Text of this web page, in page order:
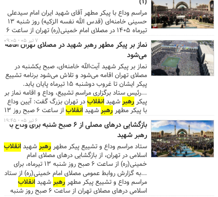
شبستان مصلای امام خمینی(ره) تهران برگزار خواهد شد.
...
فعالیت خبرنگاران و عکاسان داخلی و خارجی و نظم
حاکم بر مراسم، تصویری از روزی را رقم زد که مصلی
تهران به کانون حضور و سوگواری جمعیت تبدیل شده
بود.
مراسم وداع با پیکر مطهر آقای شهید ایران امام سیدعلی
حسینی خامنه‌ای (قدس الله نفسه الزکیه) روز شنبه 13
تیرماه 1405 در مصلای امام خمینی(ره) تهران از ساعت 6
صبح آغاز شده و تا ساعت 20 روی یکشنبه 14 تیرماه
ادامه خواهد داشت. هزاران نفر از مردم داغدیده ایران در
این مراسم شرکت کردند و بمنظور جلوگیری از ازدحام
بیش از حد مردم، سیل جمعیت از درب‌های شمالی و
شرقی مصلی وارد و پس از وداع کوتاه با پیکر مطهر آقای
شهید ایران، از درب‌های جنوبی و غربی مصلی خارج
می‌شوند.
نماز بر پیکر مطهر رهبر شهید در مصلای تهران اقامه
می‌شود
نماز بر پیکر شهید آیت‌الله خامنه‌ای، صبح یکشنبه در
مصلای تهران اقامه می‌شود و تلاش می‌شود برنامه تشییع
پیکر ایشان تا غروب دوشنبه ۱۵ تیرماه پایان یابد.
...رئیس ستاد برگزاری مراسم تشییع، وداع و اقامه نماز بر
پیکررهبرشهیدانقلابدر تهران بزرگ گفت: آیین وداع
با پیکر مطهررهبرشهیدانقلاب
از ساعت ۶ صبح روز ۱۳
تیرماه در مصلای امام خمینی(ره) تهران آغاز خواهد شد.
سردار حسن حسن‌زاده، فرمانده سپاه محمد
رسول‌الله(ص) تهران بزرگ و رئیس ستاد برگزاری مراسم
تشییع، وداع و اقامه نماز بر پیکررهبر شهیدانقلابدر
تهران بزرگ، در گفت‌وگوی ویژه خبری شبکه خبر سیما
(شنبه، ۶ تیر) با تسلیت ایام سوگواری حضرت اباعبدالله
الحسین(ع) و شهادترهبرشهیدانقلاب، اظهار کرد:
آیین وداع با پیکر مطهررهبرشهیدانقلاب
صبح روز ۱۳ تیرماه در مصلای امام خمینی(ره) تهران آغاز
۷ تیر ۰۵ - ۰۹:۰۵
بازگشایی درهای مصلی از ۶ صبح شنبه برای وداع با
رهبر شهید
ستاد مراسم وداع و تشییع پیکر مطهررهبرشهیدانقلاب
اسلامی در تهران، از بازگشایی درهای مصلای امام
خمینی(ره) از ساعت ۶ صبح روز شنبه ۱۳ تیرماه، برای
حضور گسترده مردم در آیین وداع خبر داد.
...به گزارش روابط عمومی مصلای امام خمینی(ره) از ستاد
مراسم وداع و تشییع پیکر مطهررهبرشهیدانقلاب
اسلامی درهای مصلای تهران از ساعت ۶ صبح روز شنبه
۶ تیر ۰۵ - ۱۹:۴۵